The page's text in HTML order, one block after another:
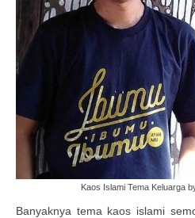
Kaos Islami Tema Keluarga
Banyaknya tema kaos islami